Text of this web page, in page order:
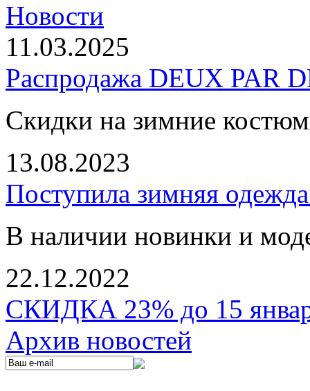
Новости
11.03.2025
Распродажа DEUX PAR
Скидки на зимние
13.08.2023
Поступила зимняя
В наличии новинки и
22.12.2022
СКИДКА 23% до 15
Архив новостей